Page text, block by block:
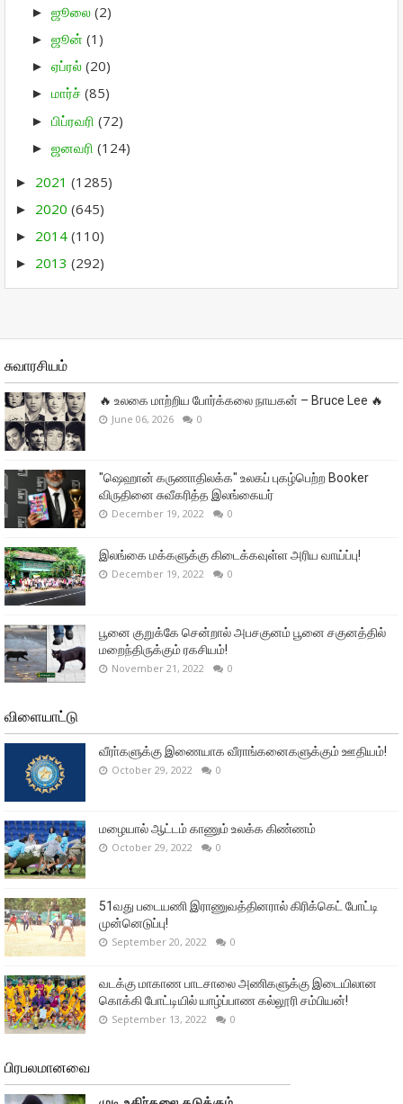
► ஜூலை (2)
► ஜூன் (1)
► ஏப்ரல் (20)
► மார்ச் (85)
► பிப்ரவரி (72)
► ஜனவரி (124)
► 2021 (1285)
► 2020 (645)
► 2014 (110)
► 2013 (292)
சுவாரசியம்
🔥 உலகை மாற்றிய போர்க்கலை நாயகன் – Bruce Lee 🔥
June 06, 2026 0
"ஷெஹான் கருணாதிலக்க" உலகப் புகழ்பெற்ற Booker
விருதினை சுவீகரித்த இலங்கையர்
December 19, 2022 0
இலங்கை மக்களுக்கு கிடைக்கவுள்ள அரிய வாய்ப்பு!
December 19, 2022 0
பூனை குறுக்கே சென்றால் அபசகுனம் பூனை சகுனத்தில்
மறைந்திருக்கும் ரகசியம்!
November 21, 2022 0
விளையாட்டு
வீரா்களுக்கு இணையாக வீராங்கனைகளுக்கும் ஊதியம்!
October 29, 2022 0
மழையால் ஆட்டம் காணும் உலக்க கிண்ணம்
October 29, 2022 0
51வது படையணி இராணுவத்தினரால் கிரிக்கெட் போட்டி
முன்னெடுப்பு!
September 20, 2022 0
வடக்கு மாகாண பாடசாலை அணிகளுக்கு இடையிலான
கொக்கி போட்டியில் யாழ்ப்பாண கல்லூரி சம்பியன்!
September 13, 2022 0
பிரபலமானவை